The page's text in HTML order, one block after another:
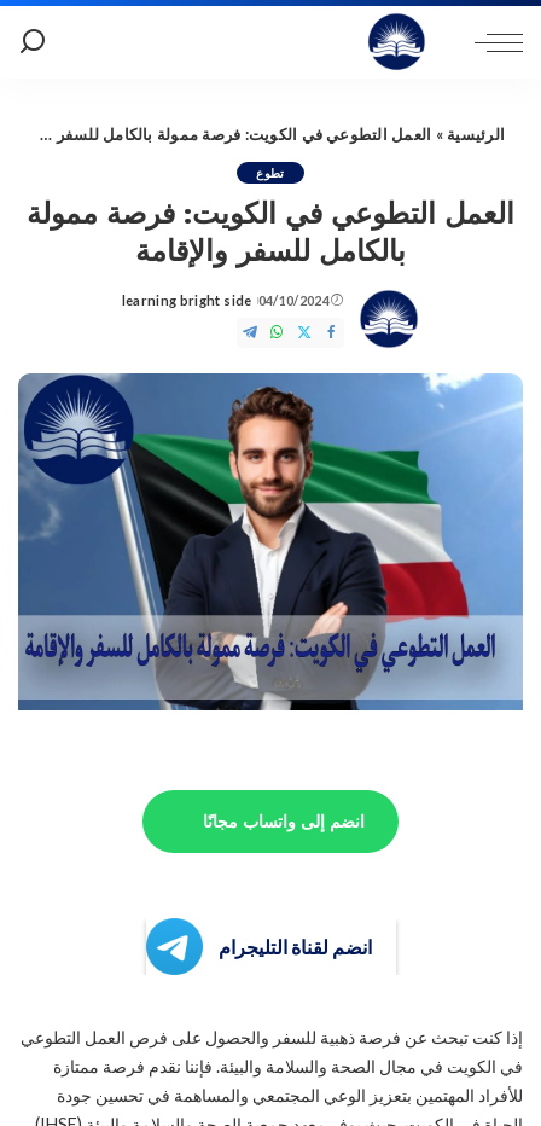
الرئيسية » العمل التطوعي في الكويت: فرصة ممولة بالكامل للسفر والإقامة
تطوع
العمل التطوعي في الكويت: فرصة ممولة
بالكامل للسفر والإقامة
04/10/2024
Posted
by
learning bright side
انضم إلى واتساب مجانًا
انضم لقناة التليجرام
إذا كنت تبحث عن فرصة ذهبية للسفر والحصول على فرص العمل التطوعي
في الكويت في مجال الصحة والسلامة والبيئة. فإننا نقدم فرصة ممتازة
للأفراد المهتمين بتعزيز الوعي المجتمعي والمساهمة في تحسين جودة